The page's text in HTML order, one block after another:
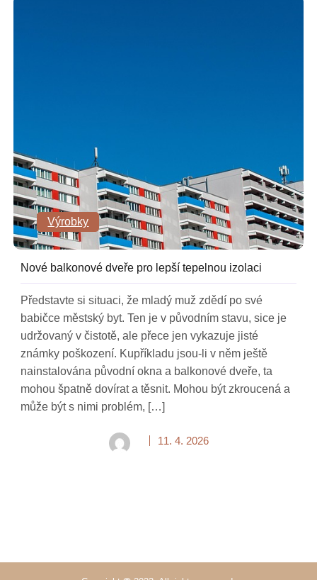
Výrobky
Nové balkonové dveře pro lepší tepelnou izolaci
Představte si situaci, že mladý muž zdědí po své
babičce městský byt. Ten je v původním stavu, sice je
udržovaný v čistotě, ale přece jen vykazuje jisté
známky poškození. Kupříkladu jsou-li v něm ještě
nainstalována původní okna a balkonové dveře, ta
mohou špatně dovírat a těsnit. Mohou být zkroucená a
může být s nimi problém, […]
11. 4. 2026